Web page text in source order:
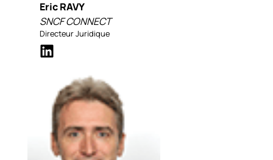
Eric RAVY
SNCF CONNECT
Directeur Juridique